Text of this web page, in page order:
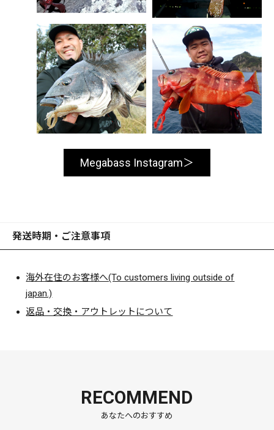
Megabass Instagram
発送時期・ご注意事項
海外在住のお客様へ(To customers living outside of
japan.)
返品・交換・アウトレットについて
RECOMMEND
あなたへのおすすめ